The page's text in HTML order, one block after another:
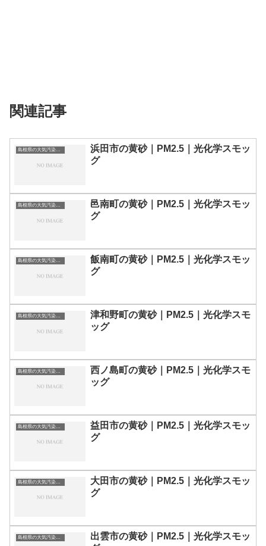
関連記事
島根県の大気汚染・PM2.5・黄砂・エアロゾルの数値
浜田市の黄砂｜PM2.5｜光化学スモッ
グ
島根県の大気汚染・PM2.5・黄砂・エアロゾルの数値
邑南町の黄砂｜PM2.5｜光化学スモッ
グ
島根県の大気汚染・PM2.5・黄砂・エアロゾルの数値
飯南町の黄砂｜PM2.5｜光化学スモッ
グ
島根県の大気汚染・PM2.5・黄砂・エアロゾルの数値
津和野町の黄砂｜PM2.5｜光化学スモ
ッグ
島根県の大気汚染・PM2.5・黄砂・エアロゾルの数値
西ノ島町の黄砂｜PM2.5｜光化学スモ
ッグ
島根県の大気汚染・PM2.5・黄砂・エアロゾルの数値
益田市の黄砂｜PM2.5｜光化学スモッ
グ
島根県の大気汚染・PM2.5・黄砂・エアロゾルの数値
大田市の黄砂｜PM2.5｜光化学スモッ
グ
島根県の大気汚染・PM2.5・黄砂・エアロゾルの数値
出雲市の黄砂｜PM2.5｜光化学スモッ